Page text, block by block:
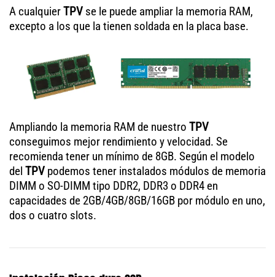
A cualquierTPV se le puede ampliar la memoria RAM,
excepto a los que la tienen soldada en la placa base.
Ampliando la memoria RAM de nuestro TPV
conseguimos mejor rendimiento y velocidad. Se
recomienda tener un mínimo de 8GB. Según el modelo
del TPV podemos tener instalados módulos de memoria
DIMM o SO-DIMM tipo DDR2, DDR3 o DDR4 en
capacidades de 2GB/4GB/8GB/16GB por módulo en uno,
dos o cuatro slots.